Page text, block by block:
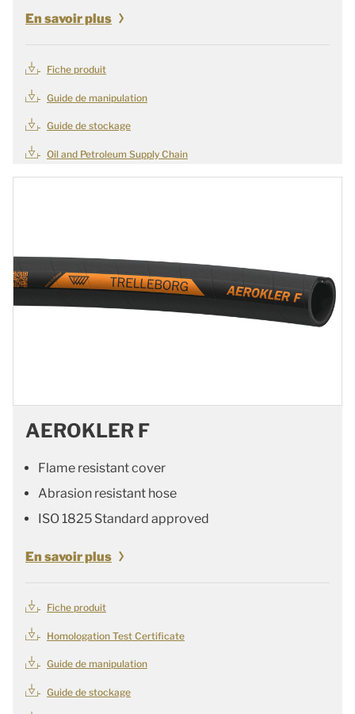
En savoir plus
Fiche produit
Guide de manipulation
Guide de stockage
Oil and Petroleum Supply Chain
AEROKLER F
Flame resistant cover
Abrasion resistant hose
ISO 1825 Standard approved
En savoir plus
Fiche produit
Homologation Test Certificate
Guide de manipulation
Guide de stockage